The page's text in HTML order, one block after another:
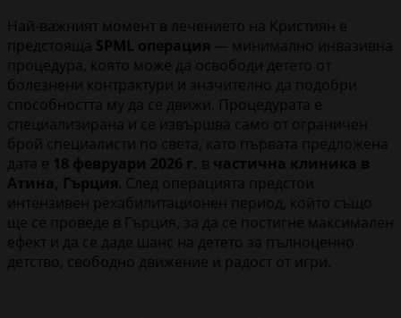
Най-важният момент в лечението на Кристиян е
предстояща SPML операция — минимално инвазивна
процедура, която може да освободи детето от
болезнени контрактури и значително да подобри
способността му да се движи. Процедурата е
специализирана и се извършва само от ограничен
брой специалисти по света, като първата предложена
дата е 18 февруари 2026 г. в частична клиника в
Атина, Гърция. След операцията предстои
интензивен рехабилитационен период, който също
ще се проведе в Гърция, за да се постигне максимален
ефект и да се даде шанс на детето за пълноценно
детство, свободно движение и радост от игри.